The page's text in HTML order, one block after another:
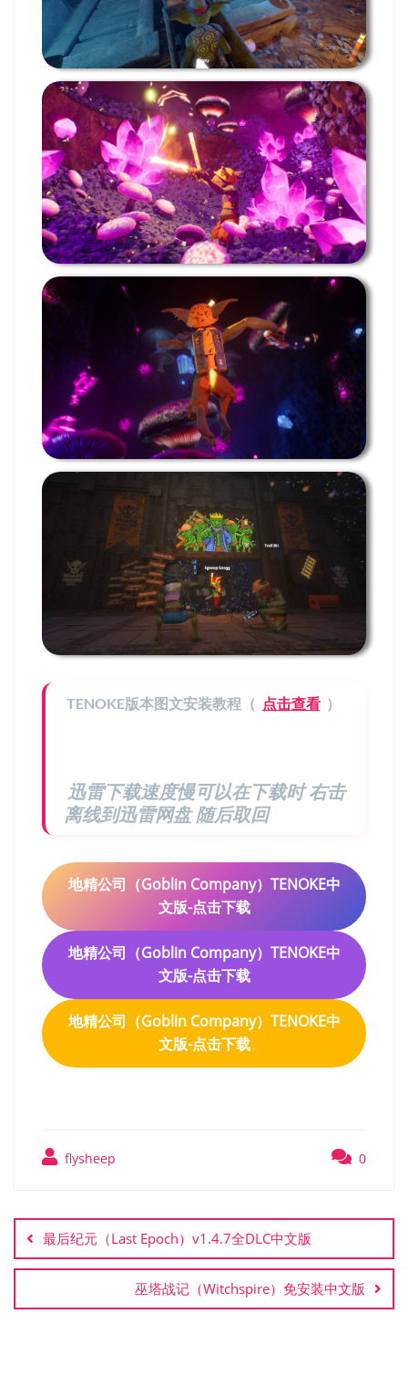
TENOKE版本图文安装教程（ 点击查看 ）
迅雷下载速度慢可以在下载时 右击
离线到迅雷网盘 随后取回
地精公司‌（Goblin Company）TENOKE中
文版-点击下载
地精公司‌（Goblin Company）TENOKE中
文版-点击下载
地精公司‌（Goblin Company）TENOKE中
文版-点击下载
flysheep 0
章
导
航
最后纪元（Last Epoch）v1.4.7全DLC中文版
巫塔战记（Witchspire）免安装中文版